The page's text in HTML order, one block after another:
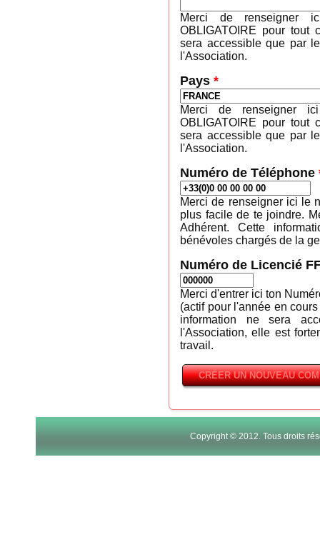
Merci de renseigner
OBLIGATOIRE pour tout
sera accessible que par
l'Association.
Pays *
Merci de renseigner
OBLIGATOIRE pour tout
sera accessible que par
l'Association.
Numéro de Téléphone
Merci de renseigner ici le
plus facile de te joindre.
Adhérent. Cette
bénévoles chargés de la
Numéro de Licencié
Merci d'entrer ici ton
(actif pour l'année en
information ne sera
l'Association, elle est
travail.
Copyright © 2012. Tous droits